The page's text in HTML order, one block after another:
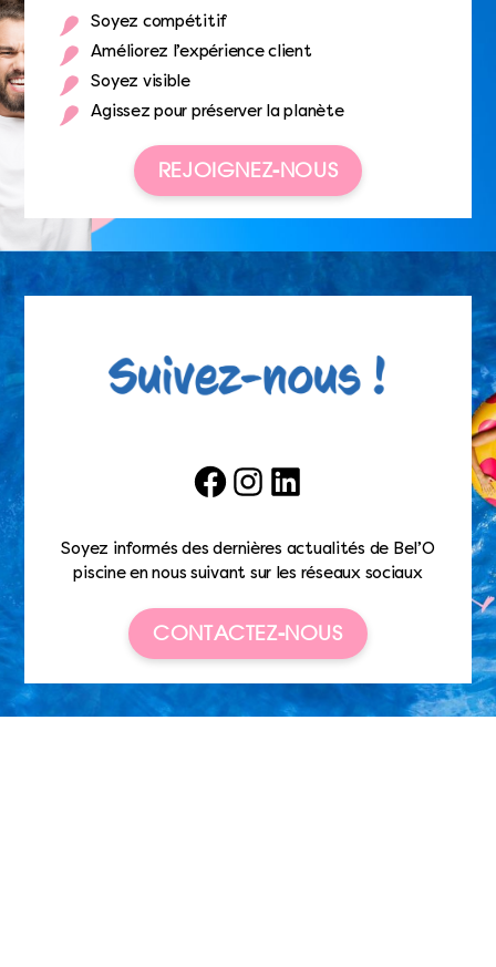
Soyez compétitif
Améliorez l’expérience client
Soyez visible
Agissez pour préserver la planète
REJOIGNEZ-NOUS
FacebookInstagramLinkedIn
Soyez informés des dernières actualités de Bel’O
piscine en nous suivant sur les réseaux sociaux
CONTACTEZ-NOUS